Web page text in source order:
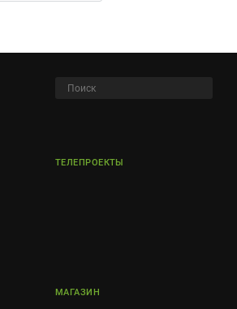
ТЕЛЕПРОЕКТЫ
МАГАЗИН